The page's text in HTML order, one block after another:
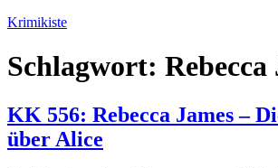
Zum
springen
Krimikiste
Schlagwort: Rebecca
KK 556: Rebecca James –
über Alice